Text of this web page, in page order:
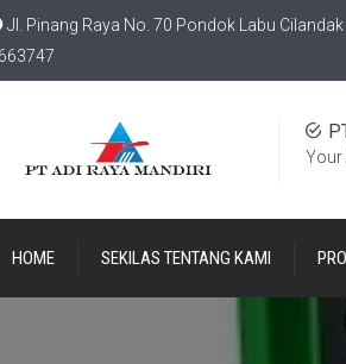
Jl. Pinang Raya No. 70 Pondok Labu
Your
HOME SEKILAS TENTANG KAMI